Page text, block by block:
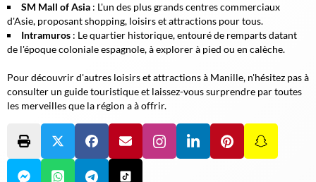
SM Mall of Asia : L'un des plus grands centres commerciaux
d'Asie, proposant shopping, loisirs et attractions pour tous.
Intramuros : Le quartier historique, entouré de remparts datant
de l'époque coloniale espagnole, à explorer à pied ou en calèche.
Pour découvrir d'autres loisirs et attractions à Manille, n'hésitez pas à
consulter un guide touristique et laissez-vous surprendre par toutes
les merveilles que la région a à offrir.